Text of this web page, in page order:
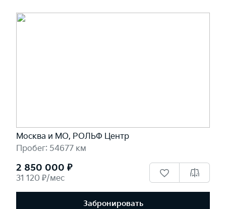
Москва и МО, РОЛЬФ Центр
Пробег: 54677 км
2 850 000 ₽
31 120 ₽/мес
Забронировать